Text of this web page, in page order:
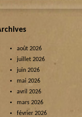
août 2026
juillet 2026
juin 2026
mai 2026
avril 2026
mars 2026
février 2026